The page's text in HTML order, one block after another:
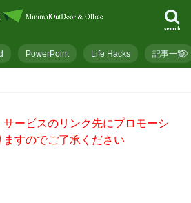
search
PowerPoint Life Hacks 記事一覧
ービスのリンク先にプロモーシ
すのでご了承ください